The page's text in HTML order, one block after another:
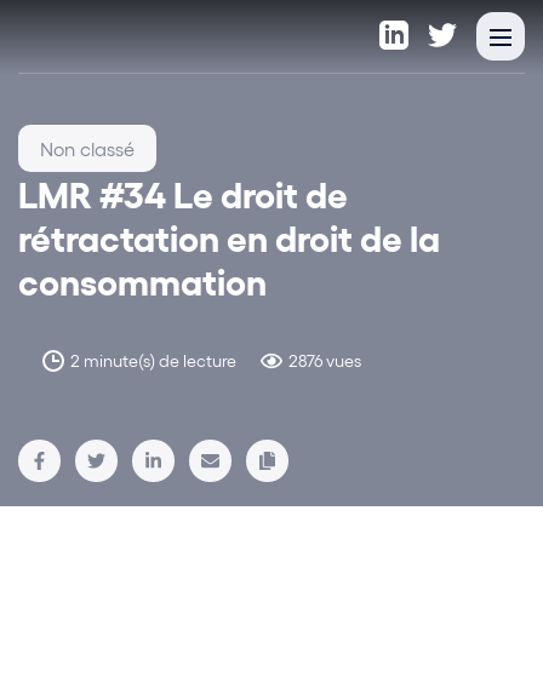
LMR #34 Le droit de
rétractation en droit de la
consommation
2 minute(s) de lecture 2876 vues
Non classé